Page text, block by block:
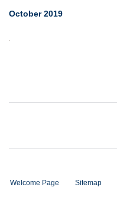
October 2019
Welcome Page Sitemap